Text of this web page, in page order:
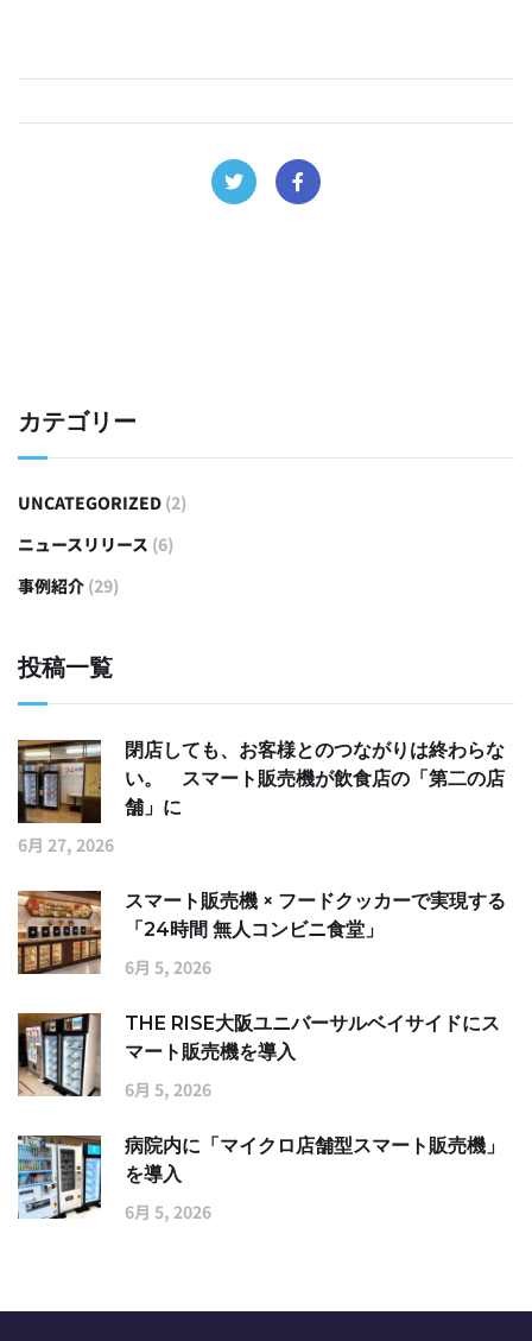
カテゴリー
UNCATEGORIZED (2)
ニュースリリース (6)
事例紹介 (29)
投稿一覧
閉店しても、お客様とのつながりは終わらな
い。 スマート販売機が飲食店の「第二の店
舗」に
6月 27, 2026
スマート販売機 × フードクッカーで実現する
「24時間 無人コンビニ食堂」
6月 5, 2026
THE RISE大阪ユニバーサルベイサイドにス
マート販売機を導入
6月 5, 2026
病院内に「マイクロ店舗型スマート販売機」
を導入
6月 5, 2026